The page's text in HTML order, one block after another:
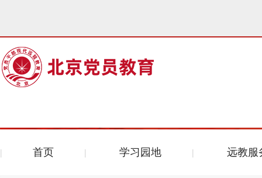
首页 学习园地 远教服